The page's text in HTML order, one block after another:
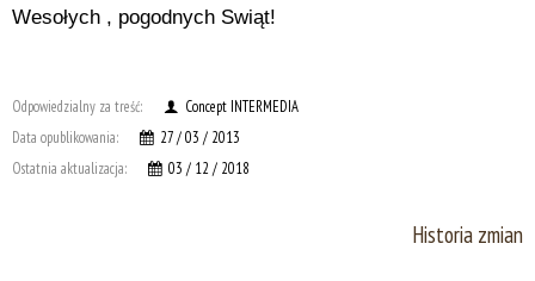
Wesołych , pogodnych Swiąt!
Odpowiedzialny za treść:
Concept INTERMEDIA
Data opublikowania:
27 / 03 / 2013
Ostatnia aktualizacja:
03 / 12 / 2018
Historia zmian